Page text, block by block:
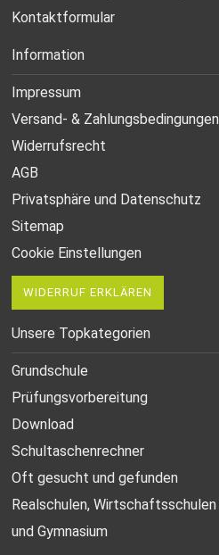
Kontaktformular
Information
Impressum
Versand- & Zahlungsbedingungen
Widerrufsrecht
AGB
Privatsphäre und Datenschutz
Sitemap
Cookie Einstellungen
WIDERRUF ERKLÄREN
Unsere Topkategorien
Grundschule
Prüfungsvorbereitung
Download
Schultaschenrechner
Oft gesucht und gefunden
Realschulen,Wirtschaftsschulen
und Gymnasium